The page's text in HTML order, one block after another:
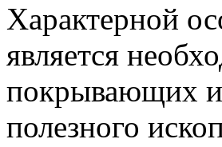
Характерной
является
покрывающих
полезного